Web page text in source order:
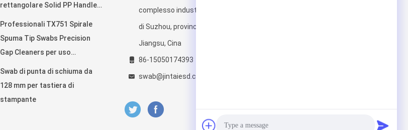
rettangolare Solid PP Handle
Professionali TX751 Spirale
Spuma Tip Swabs Precision
Gap Cleaners per uso
Swab di punta di schiuma da
128 mm per tastiera di
stampante
complesso industriale, città
di Suzhou, provincia di
Jiangsu, Cina
86-15050174393
swab@jintaiesd.cn